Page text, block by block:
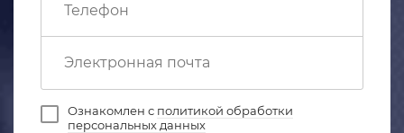
Ознакомлен с политикой обработки
персональных данных